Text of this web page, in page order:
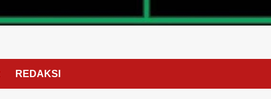
REDAKSI